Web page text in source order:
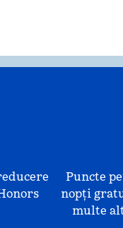
Puncte
nopți
multe